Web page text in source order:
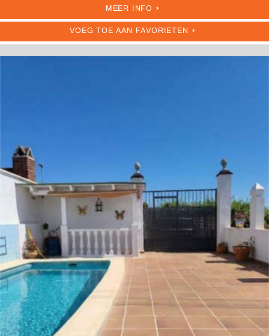
MEER INFO
VOEG TOE AAN FAVORIETEN